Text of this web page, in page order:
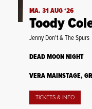
MA. 31 AUG ‘26
Toody
Jenny Don't & The Spurs
DEAD MOON NIGHT
VERA MAINSTAGE,
TICKETS & INFO